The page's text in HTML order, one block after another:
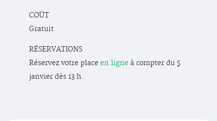
COÛT
Gratuit
RÉSERVATIONS
Réservez votre place en ligne à compter du 5
janvier dès 13 h.